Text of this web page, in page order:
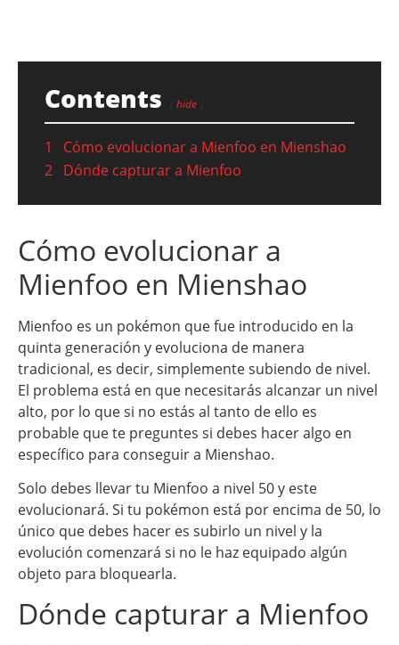
Contents hide
1
Cómo evolucionar a Mienfoo en Mienshao
2 Dónde capturar a Mienfoo
Cómo evolucionar a
Mienfoo en Mienshao
Mienfoo es un pokémon que fue introducido en la
quinta generación y evoluciona de manera
tradicional, es decir, simplemente subiendo de nivel.
El problema está en que necesitarás alcanzar un nivel
alto, por lo que si no estás al tanto de ello es
probable que te preguntes si debes hacer algo en
específico para conseguir a Mienshao.
Solo debes llevar tu Mienfoo a nivel 50 y este
evolucionará. Si tu pokémon está por encima de 50, lo
único que debes hacer es subirlo un nivel y la
evolución comenzará si no le haz equipado algún
objeto para bloquearla.
Dónde capturar a Mienfoo